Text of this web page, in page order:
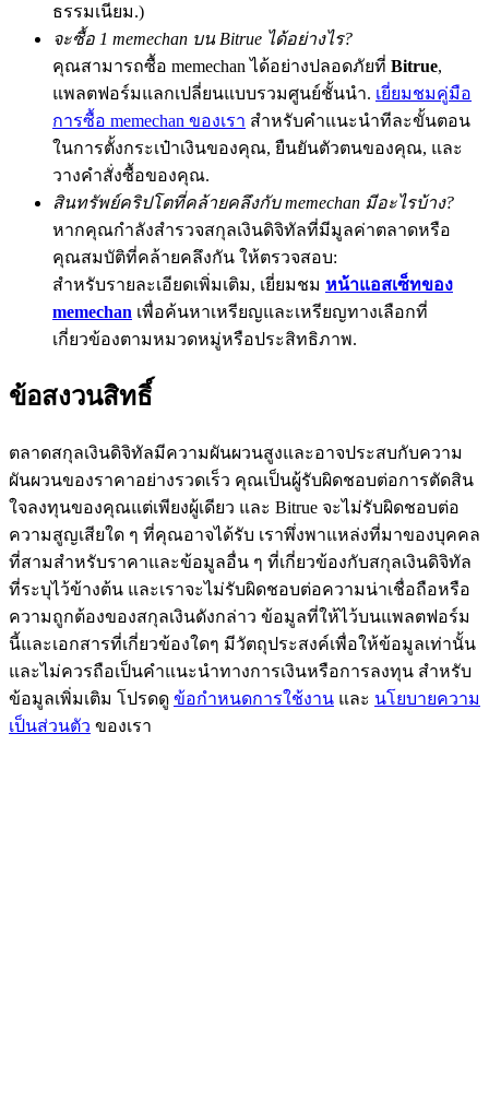
Precious Metals Trading Carnival
Trade Gold & Silver · 33,333 USDT Bonus
USDT New User Exclusive 10% APR
USDT Flexible Staking | Daily Rewards
New Listing Futures Fest
Trade New Futures, Win 200,000 USDT
Crypto World Cup 2026: Grand Finale
77,777+3k Rewards
ธรรมเนียม.)
จะซื้อ 1 memechan บน Bitrue ได้อย่างไร?
คุณสามารถซื้อ memechan ได้อย่างปลอดภัยที่ Bitrue,
แพลตฟอร์มแลกเปลี่ยนแบบรวมศูนย์ชั้นนำ. เยี่ยมชมคู่มือ
การซื้อ memechan ของเรา สำหรับคำแนะนำทีละขั้นตอน
ในการตั้งกระเป๋าเงินของคุณ, ยืนยันตัวตนของคุณ, และ
วางคำสั่งซื้อของคุณ.
สินทรัพย์คริปโตที่คล้ายคลึงกับ memechan มีอะไรบ้าง?
หากคุณกำลังสำรวจสกุลเงินดิจิทัลที่มีมูลค่าตลาดหรือ
คุณสมบัติที่คล้ายคลึงกัน ให้ตรวจสอบ:
สำหรับรายละเอียดเพิ่มเติม, เยี่ยมชม หน้าแอสเซ็ทของ
memechan เพื่อค้นหาเหรียญและเหรียญทางเลือกที่
เกี่ยวข้องตามหมวดหมู่หรือประสิทธิภาพ.
ข้อสงวนสิทธิ์
ตลาดสกุลเงินดิจิทัลมีความผันผวนสูงและอาจประสบกับความ
ผันผวนของราคาอย่างรวดเร็ว คุณเป็นผู้รับผิดชอบต่อการตัดสิน
ใจลงทุนของคุณแต่เพียงผู้เดียว และ Bitrue จะไม่รับผิดชอบต่อ
ความสูญเสียใด ๆ ที่คุณอาจได้รับ เราพึ่งพาแหล่งที่มาของบุคคล
ที่สามสำหรับราคาและข้อมูลอื่น ๆ ที่เกี่ยวข้องกับสกุลเงินดิจิทัล
ที่ระบุไว้ข้างต้น และเราจะไม่รับผิดชอบต่อความน่าเชื่อถือหรือ
ความถูกต้องของสกุลเงินดังกล่าว ข้อมูลที่ให้ไว้บนแพลตฟอร์ม
นี้และเอกสารที่เกี่ยวข้องใดๆ มีวัตถุประสงค์เพื่อให้ข้อมูลเท่านั้น
และไม่ควรถือเป็นคำแนะนำทางการเงินหรือการลงทุน สำหรับ
ข้อมูลเพิ่มเติม โปรดดู ข้อกำหนดการใช้งาน และ นโยบายความ
เป็นส่วนตัว ของเรา